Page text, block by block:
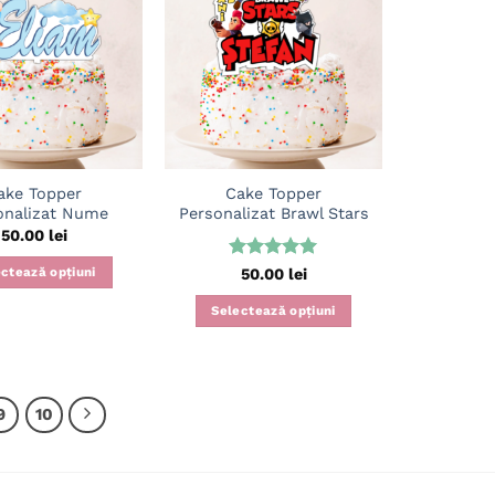
Adaugă
în
wishlist
Topper
Nume
50.00 lei
opțiuni
Adaugă
în
wishlist
Cake Topper
Personalizat Brawl Stars
Evaluat la
50.00 lei
Selectează opțiuni
10